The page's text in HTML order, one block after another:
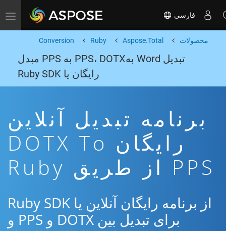
Toggle navigation فارسی
محصولات Aspose.Total
Ruby
Conversion
تبدیل Word بهPPS، DOTX به PPS مبدل
رایگان یا Ruby SDK
برنامه تبدیل آنلاین
رایگان DOTX To
PPS از طریق Ruby
از برنامه رایگان آنلاین یا Ruby SDK
برای تبدیل بین DOTX و PPS و